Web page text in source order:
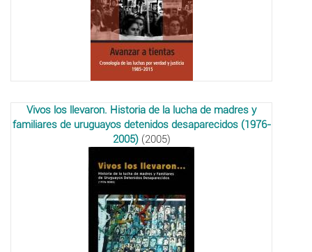
Vivos los llevaron. Historia de la lucha de madres y
familiares de uruguayos detenidos desaparecidos (1976-
2005)(2005)